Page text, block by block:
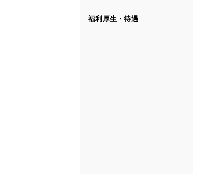
福利厚生・待遇